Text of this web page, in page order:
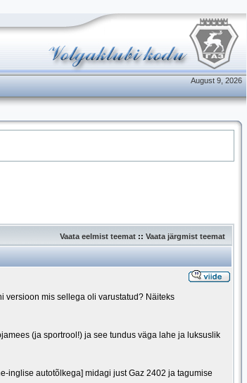
August 9, 2026
Vaata eelmist teemat :: Vaata järgmist teemat
versioon mis sellega oli varustatud? Näiteks
(ja sportrool!) ja see tundus väga lahe ja luksuslik
inglise autotõlkega] midagi just Gaz 2402 ja tagumise